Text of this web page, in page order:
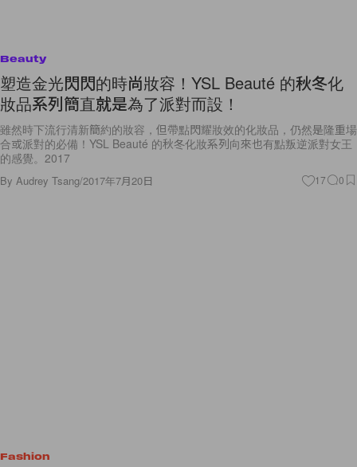
Beauty
塑造金光閃閃的時尚妝容！YSL Beauté 的秋冬化
妝品系列簡直就是為了派對而設！
雖然時下流行清新簡約的妝容，但帶點閃耀妝效的化妝品，仍然是隆重場
合或派對的必備！YSL Beauté 的秋冬化妝系列向來也有點叛逆派對女王
的感覺。2017
By Audrey Tsang/2017年7月20日 17 0
Fashion